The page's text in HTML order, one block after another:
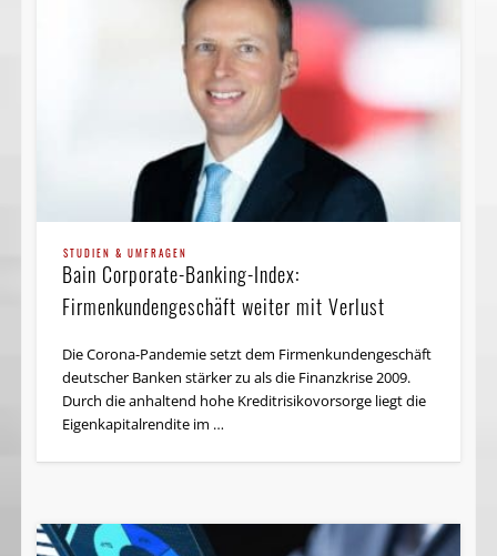
STUDIEN & UMFRAGEN
Bain Corporate-Banking-Index:
Firmenkundengeschäft weiter mit Verlust
Die Corona-Pandemie setzt dem Firmenkundengeschäft
deutscher Banken stärker zu als die Finanzkrise 2009.
Durch die anhaltend hohe Kreditrisikovorsorge liegt die
Eigenkapitalrendite im …